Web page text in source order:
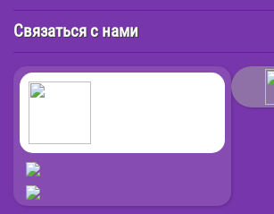
Связаться с нами